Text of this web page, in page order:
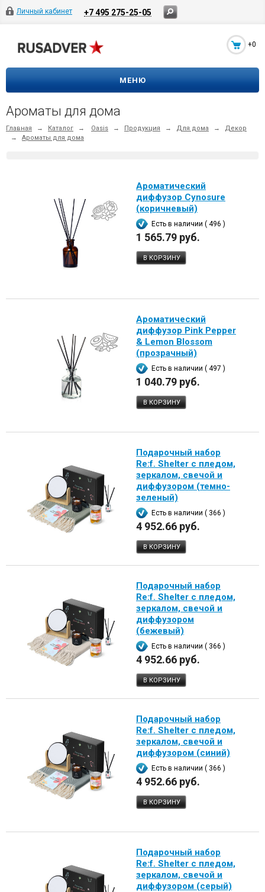
Личный кабинет +7 495 275-25-05
+0
МЕНЮ
Ароматы для дома
Главная → Каталог → Oasis → Продукция → Для дома →
Декор
→
Ароматы для дома
Ароматический
диффузор Cynosure
(коричневый)
Есть в наличии ( 496 )
1 565.79 руб.
В КОРЗИНУ
Ароматический
диффузор Pink Pepper
& Lemon Blossom
(прозрачный)
Есть в наличии ( 497 )
1 040.79 руб.
В КОРЗИНУ
Подарочный набор
Re:f. Shelter с пледом,
зеркалом, свечой и
диффузором (темно-
зеленый)
Есть в наличии ( 366 )
4 952.66 руб.
В КОРЗИНУ
Подарочный набор
Re:f. Shelter с пледом,
зеркалом, свечой и
диффузором
(бежевый)
Есть в наличии ( 366 )
4 952.66 руб.
В КОРЗИНУ
Подарочный набор
Re:f. Shelter с пледом,
зеркалом, свечой и
диффузором (синий)
Есть в наличии ( 366 )
4 952.66 руб.
В КОРЗИНУ
Подарочный набор
Re:f. Shelter с пледом,
зеркалом, свечой и
диффузором (серый)